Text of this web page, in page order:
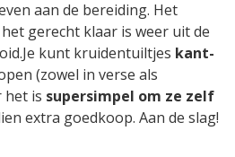
aan de bereiding. Het
gerecht klaar is weer uit de
kunt kruidentuiltjes kant-
(zowel in verse als
het is supersimpel om ze zelf
extra goedkoop. Aan de slag!